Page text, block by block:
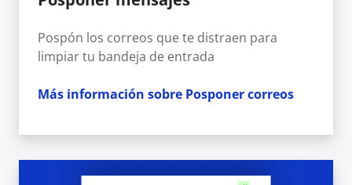
Pospón los correos que te distraen para
limpiar tu bandeja de entrada
Más información sobre Posponer correos